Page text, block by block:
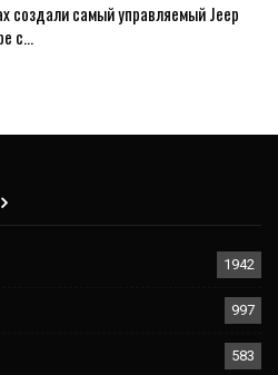
создали самый управляемый Jeep
с…
1942
997
583